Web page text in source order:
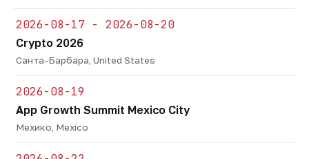
2026-08-17 - 2026-08-20
Crypto 2026
Санта-Барбара, United States
2026-08-19
App Growth Summit Mexico City
Мехико, Mexico